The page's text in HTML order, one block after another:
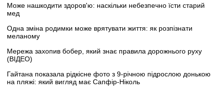
Може нашкодити здоров'ю: наскільки небезпечно їсти старий
мед
Одна зміна родимки може врятувати життя: як розпізнати
меланому
Мережа захопив бобер, який знає правила дорожнього руху
(ВІДЕО)
Гайтана показала рідкісне фото з 9-річною підрослою донькою
на пляжі: який вигляд має Сапфір-Ніколь